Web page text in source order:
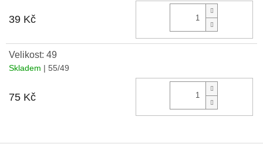
39 Kč
Velikost: 49
Skladem | 55/49
75 Kč